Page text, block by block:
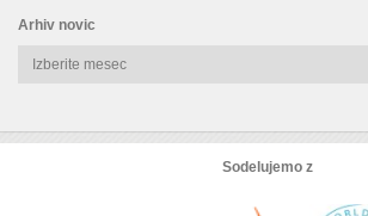
Arhiv novic
Arhiv
Sodelujemo z